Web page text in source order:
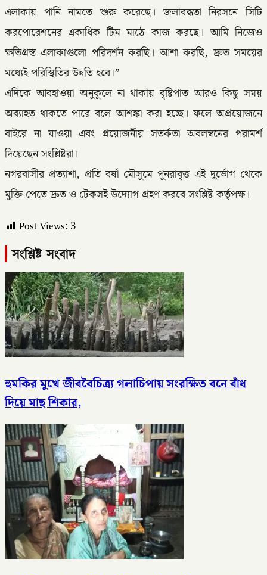
এলাকায় পানি নামতে শুরু করেছে। জলাবদ্ধতা নিরসনে সিটি
করপোরেশনের একাধিক টিম মাঠে কাজ করছে। আমি নিজেও
ক্ষতিগ্রস্ত এলাকাগুলো পরিদর্শন করছি। আশা করছি, দ্রুত সময়ের
মধ্যেই পরিস্থিতির উন্নতি হবে।”
এদিকে আবহাওয়া অনুকূলে না থাকায় বৃষ্টিপাত আরও কিছু সময়
অব্যাহত থাকতে পারে বলে আশঙ্কা করা হচ্ছে। ফলে অপ্রয়োজনে
বাইরে না যাওয়া এবং প্রয়োজনীয় সতর্কতা অবলম্বনের পরামর্শ
দিয়েছেন সংশ্লিষ্টরা।
নগরবাসীর প্রত্যাশা, প্রতি বর্ষা মৌসুমে পুনরাবৃত্ত এই দুর্ভোগ থেকে
মুক্তি পেতে দ্রুত ও টেকসই উদ্যোগ গ্রহণ করবে সংশ্লিষ্ট কর্তৃপক্ষ।
Post Views: 3
সংশ্লিষ্ট সংবাদ
হুমকির মুখে জীববৈচিত্র্য গলাচিপায় সংরক্ষিত বনে বাঁধ
দিয়ে মাছ শিকার,